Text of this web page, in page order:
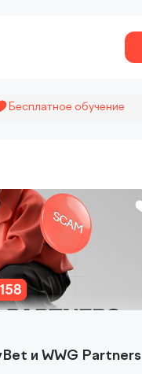
Бесплатное обучение
и WWG Partners